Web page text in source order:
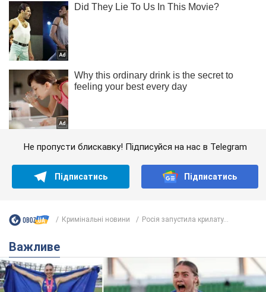
Не пропусти блискавку! Підписуйся на нас в Telegram
Підписатись Підписатись
Кримінальні новини Росія запустила крилату...
Важливе